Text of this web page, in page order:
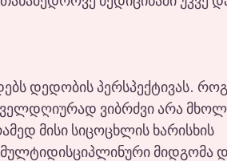
დედობის პერსპექტივას.
ვიბრძვი არა
მისი სიცოცხლის ხარისხის
მიდგომა